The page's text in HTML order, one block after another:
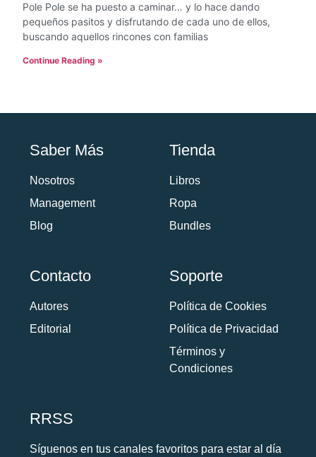
Pole Pole se ha puesto a caminar… y lo hace dando
pequeños pasitos y disfrutando de cada uno de ellos,
buscando aquellos rincones con familias
Continue Reading »
Saber Más
Nosotros
Management
Blog
Tienda
Libros
Ropa
Bundles
Contacto
Autores
Editorial
Soporte
Política de Cookies
Política de Privacidad
Términos y
Condiciones
RRSS
Síguenos en tus canales favoritos para estar al día